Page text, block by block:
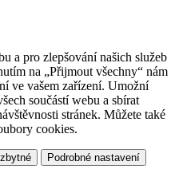
a pro zlepšování našich služeb
na „Přijmout všechny“ nám
ve vašem zařízení. Umožní
součástí webu a sbírat
stránek. Můžete také
cookies.
Podrobné nastavení